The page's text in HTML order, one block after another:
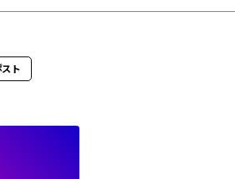
スト